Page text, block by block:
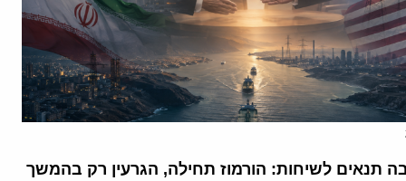
תנאים לשיחות: הורמוז תחילה, הגרעין רק בהמשך